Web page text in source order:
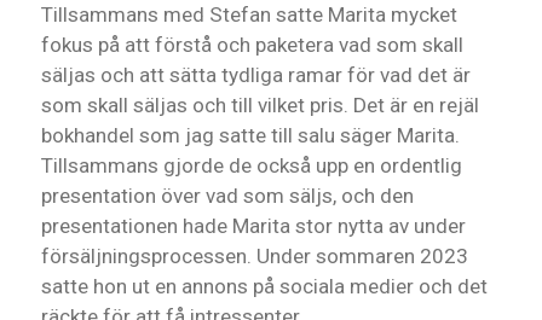
Tillsammans med Stefan satte Marita mycket
fokus på att förstå och paketera vad som skall
säljas och att sätta tydliga ramar för vad det är
som skall säljas och till vilket pris. Det är en rejäl
bokhandel som jag satte till salu säger Marita.
Tillsammans gjorde de också upp en ordentlig
presentation över vad som säljs, och den
presentationen hade Marita stor nytta av under
försäljningsprocessen. Under sommaren 2023
satte hon ut en annons på sociala medier och det